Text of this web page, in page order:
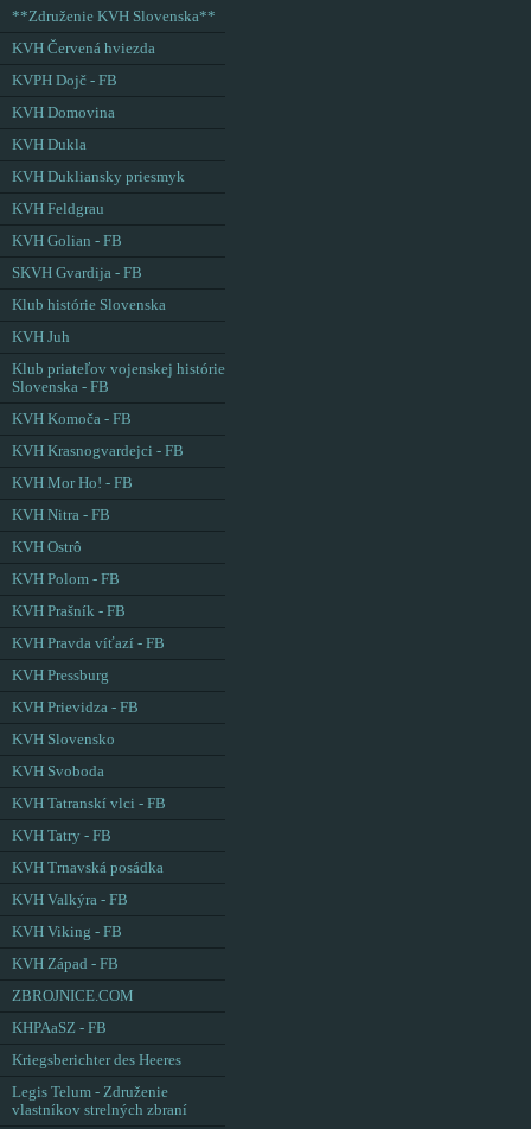
**Združenie KVH Slovenska**
KVH Červená hviezda
KVPH Dojč - FB
KVH Domovina
KVH Dukla
KVH Dukliansky priesmyk
KVH Feldgrau
KVH Golian - FB
SKVH Gvardija - FB
Klub histórie Slovenska
KVH Juh
Klub priateľov vojenskej histórie
Slovenska - FB
KVH Komoča - FB
KVH Krasnogvardejci - FB
KVH Mor Ho! - FB
KVH Nitra - FB
KVH Ostrô
KVH Polom - FB
KVH Prašník - FB
KVH Pravda víťazí - FB
KVH Pressburg
KVH Prievidza - FB
KVH Slovensko
KVH Svoboda
KVH Tatranskí vlci - FB
KVH Tatry - FB
KVH Trnavská posádka
KVH Valkýra - FB
KVH Viking - FB
KVH Západ - FB
ZBROJNICE.COM
KHPAaSZ - FB
Kriegsberichter des Heeres
Legis Telum - Združenie
vlastníkov strelných zbraní